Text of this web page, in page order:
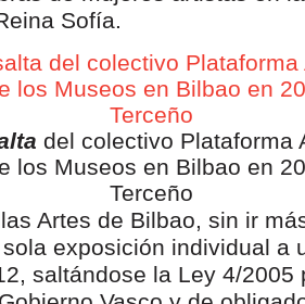
Sofía.
del colectivo Plataforma
los Museos en Bilbao en
Terceño
Artes de Bilbao, sin ir
exposición individual a
saltándose la Ley 4/2005